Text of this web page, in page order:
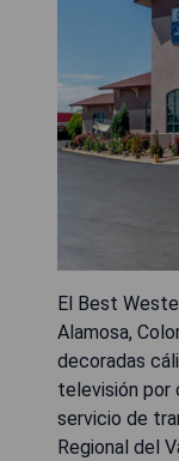
El Best
Alamosa,
decoradas
televisión por
servicio de
Regional del